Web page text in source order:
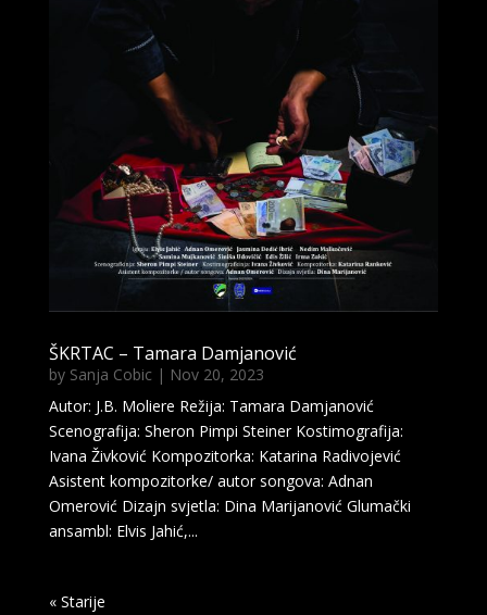
ŠKRTAC – Tamara Damjanović
by Sanja Cobic| Nov 20, 2023
Autor: J.B. Moliere Režija: Tamara Damjanović
Scenografija: Sheron Pimpi Steiner Kostimografija:
Ivana Živković Kompozitorka: Katarina Radivojević
Asistent kompozitorke/ autor songova: Adnan
Omerović Dizajn svjetla: Dina Marijanović Glumački
ansambl: Elvis Jahić,...
« Older Entries